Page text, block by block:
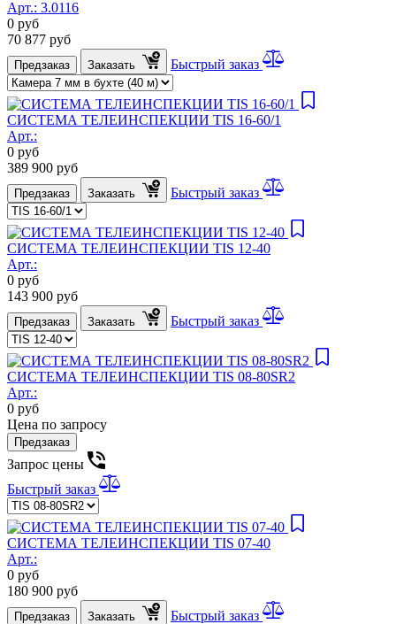
Арт.: 3.0116
0 руб
70 877 руб
Предзаказ Заказать Быстрый заказ
СИСТЕМА ТЕЛЕИНСПЕКЦИИ TIS 16-60/1
Арт.:
0 руб
389 900 руб
Предзаказ Заказать Быстрый заказ
СИСТЕМА ТЕЛЕИНСПЕКЦИИ TIS 12-40
Арт.:
0 руб
143 900 руб
Предзаказ Заказать Быстрый заказ
СИСТЕМА ТЕЛЕИНСПЕКЦИИ TIS 08-80SR2
Арт.:
0 руб
Цена по запросу
Предзаказ
Запрос цены
Быстрый заказ
СИСТЕМА ТЕЛЕИНСПЕКЦИИ TIS 07-40
Арт.:
0 руб
180 900 руб
Предзаказ Заказать Быстрый заказ